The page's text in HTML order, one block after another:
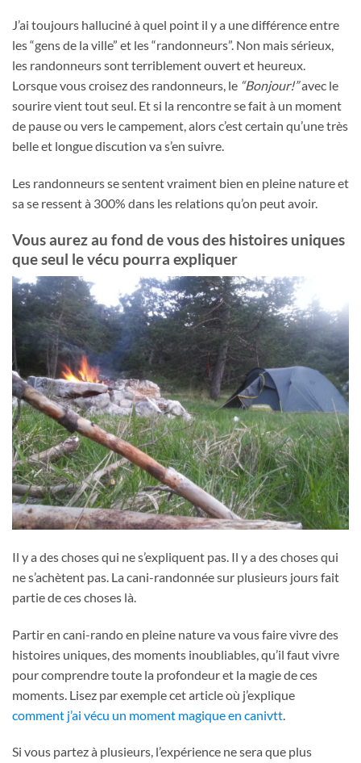
J’ai toujours halluciné à quel point il y a une différence entre
les “gens de la ville” et les “randonneurs”. Non mais sérieux,
les randonneurs sont terriblement ouvert et heureux.
Lorsque vous croisez des randonneurs, le “Bonjour!”avec le
sourire vient tout seul. Et si la rencontre se fait à un moment
de pause ou vers le campement, alors c’est certain qu’une très
belle et longue discution va s’en suivre.
Les randonneurs se sentent vraiment bien en pleine nature et
sa se ressent à 300% dans les relations qu’on peut avoir.
Vous aurez au fond de vous des histoires uniques
que seul le vécu pourra expliquer
Il y a des choses qui ne s’expliquent pas. Il y a des choses qui
ne s’achètent pas. La cani-randonnée sur plusieurs jours fait
partie de ces choses là.
Partir en cani-rando en pleine nature va vous faire vivre des
histoires uniques, des moments inoubliables, qu’il faut vivre
pour comprendre toute la profondeur et la magie de ces
moments. Lisez par exemple cet article où j’explique
comment j’ai vécu un moment magique en canivtt
Si vous partez à plusieurs, l’expérience ne sera que plus